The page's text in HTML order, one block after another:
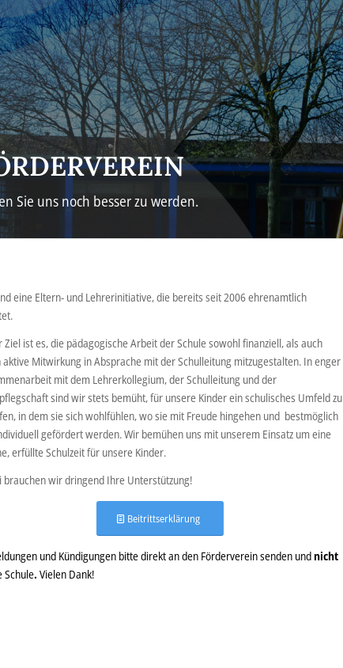
Sie uns noch besser zu werden.
eine Eltern- und Lehrerinitiative, die bereits seit 2006 ehrenamtlich
Ziel ist es, die pädagogische Arbeit der Schule sowohl finanziell, als auch
aktive Mitwirkung in Absprache mit der Schulleitung mitzugestalten. In enger
mit dem Lehrerkollegium, der Schulleitung und der
sind wir stets bemüht, für unsere Kinder ein schulisches Umfeld zu
in dem sie sich wohlfühlen, wo sie mit Freude hingehen und bestmöglich
gefördert werden. Wir bemühen uns mit unserem Einsatz um eine
erfüllte Schulzeit für unsere Kinder.
brauchen wir dringend Ihre Unterstützung!
Beitrittserklärung
und Kündigungen bitte direkt an den Förderverein senden und nicht
Schule.Vielen Dank!